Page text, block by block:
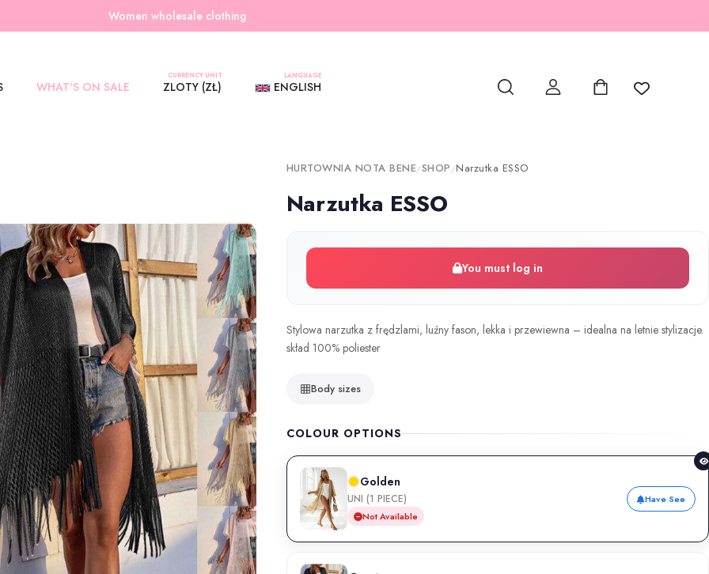
Women wholesale clothing
WHAT'S ON SALE
CURRENCY UNIT
ZLOTY (ZŁ)
LANGUAGE
ENGLISH
HURTOWNIA NOTA BENE/SHOP/Narzutka ESSO
Narzutka ESSO
You must log in
Stylowa narzutka z frędzlami, luźny fason, lekka i przewiewna – idealna na letnie stylizacje.
skład 100% poliester
Body sizes
COLOUR OPTIONS
Golden
UNI (1 PIECE)
Not Available
Have See